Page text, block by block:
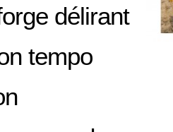
délirant
tempo